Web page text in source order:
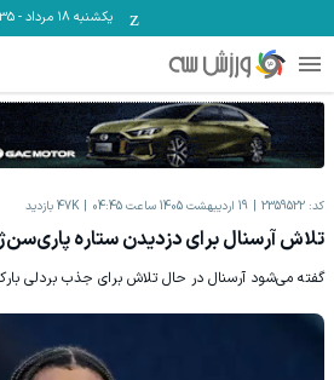
یکشنبه ۱۸ مرداد -
کد: 2359522 19 اردیبهشت 1405 ساعت 04:45 47K بازدید
تلاش آرسنال برای دزدیدن ستاره
گفته می‌شود آرسنال در حال تلاش برای جذب بردلی